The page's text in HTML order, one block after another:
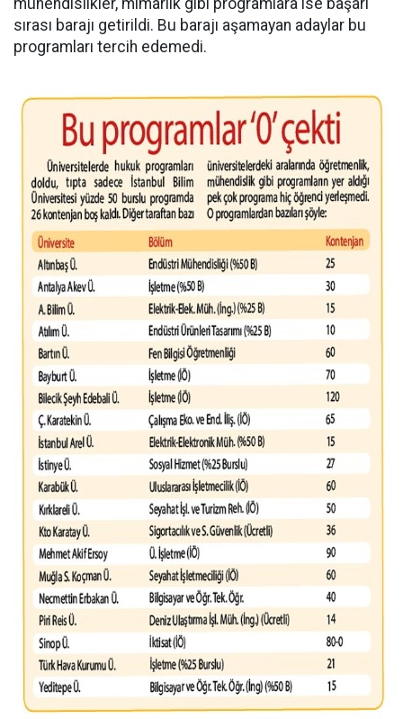
mühendislikler, mimarlık gibi programlara ise başarı
sırası barajı getirildi. Bu barajı aşamayan adaylar bu
programları tercih edemedi.